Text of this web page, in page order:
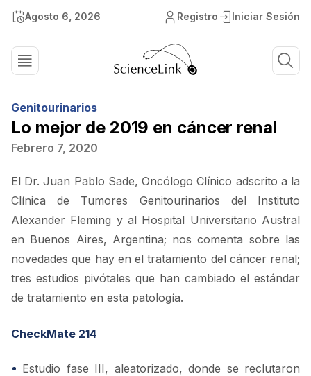
Agosto 6, 2026 Registro Iniciar Sesión
Genitourinarios
Lo mejor de 2019 en cáncer renal
Febrero 7, 2020
El Dr. Juan Pablo Sade, Oncólogo Clínico adscrito a la
Clínica de Tumores Genitourinarios del Instituto
Alexander Fleming y al Hospital Universitario Austral
en Buenos Aires, Argentina; nos comenta sobre las
novedades que hay en el tratamiento del cáncer renal;
tres estudios pivótales que han cambiado el estándar
de tratamiento en esta patología.
CheckMate 214
Estudio fase III, aleatorizado, donde se reclutaron